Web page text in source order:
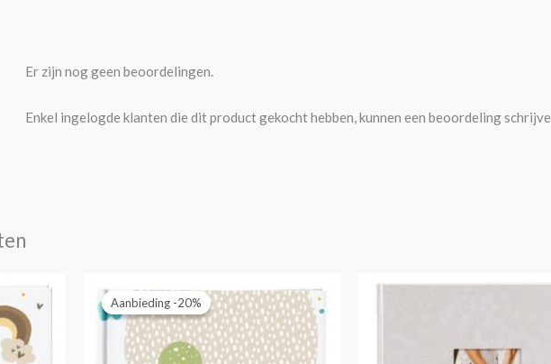
Er zijn nog geen beoordelingen.
Enkel ingelogde klanten die dit product gekocht hebben, kunnen een beoordeling
Aanbieding -20%
Aanbieding -20%
prijs
was:
€14,95.
prijs
is:
€11,95.